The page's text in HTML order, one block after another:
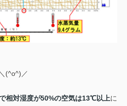
(^o^)／
相対湿度が50%の空気は13℃以上に